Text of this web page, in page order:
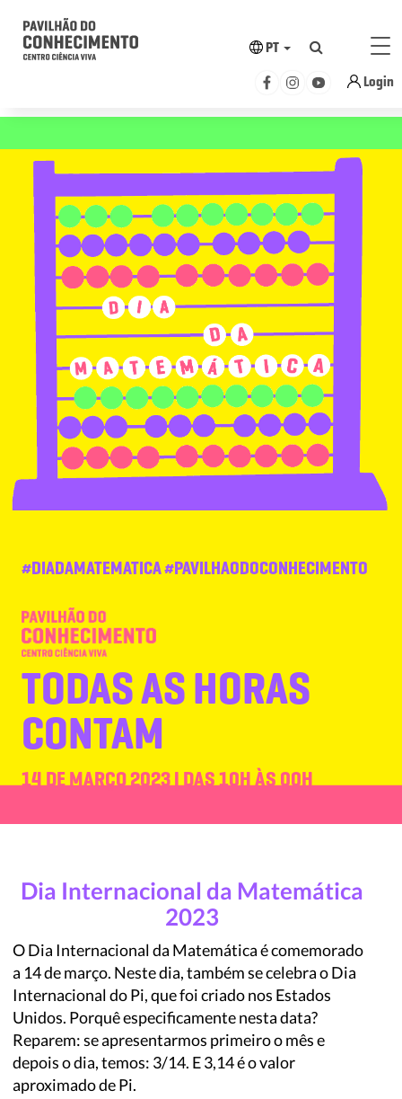
PT
Login
#DIADAMATEMATICA #PAVILHAODOCONHECIMENTO
TODAS AS HORAS
CONTAM
14 DE MARÇO 2023 | DAS 10H ÀS 00H
Dia Internacional da Matemática
2023
O Dia Internacional da Matemática é comemorado
a 14 de março. Neste dia, também se celebra o Dia
Internacional do Pi, que foi criado nos Estados
Unidos. Porquê especificamente nesta data?
Reparem: se apresentarmos primeiro o mês e
depois o dia, temos: 3/14. E 3,14 é o valor
aproximado de Pi.